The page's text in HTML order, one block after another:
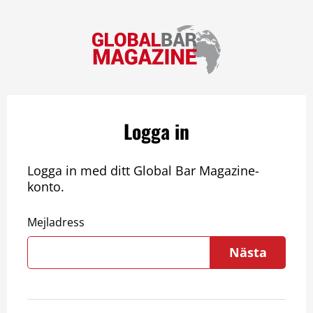
Logga in
Logga in med ditt Global Bar Magazine-
konto.
Mejladress
Nästa